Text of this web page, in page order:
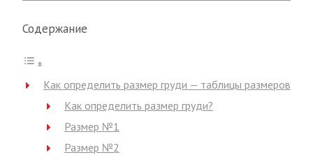
Содержание
Как определить размер груди — таблицы размеров
Как определить размер груди?
Размер №1
Размер №2